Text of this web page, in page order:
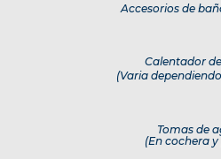
Accesorios de
Calentador
(Varia
Tomas de
(En cochera